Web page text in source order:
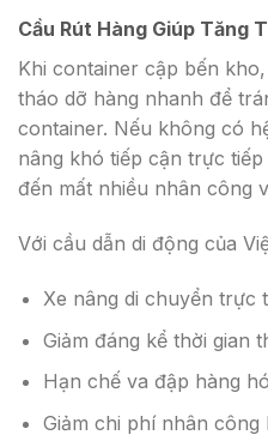
Cầu Rút Hàng Giúp Tăng
Khi container cập bến
tháo dỡ hàng nhanh để
container. Nếu không có
nâng khó tiếp cận trực
đến mất nhiều nhân công
Với cầu dẫn di động của
Xe nâng di chuyển trực
Giảm đáng kể thời gian
Hạn chế va đập hàng
Giảm chi phí nhân công